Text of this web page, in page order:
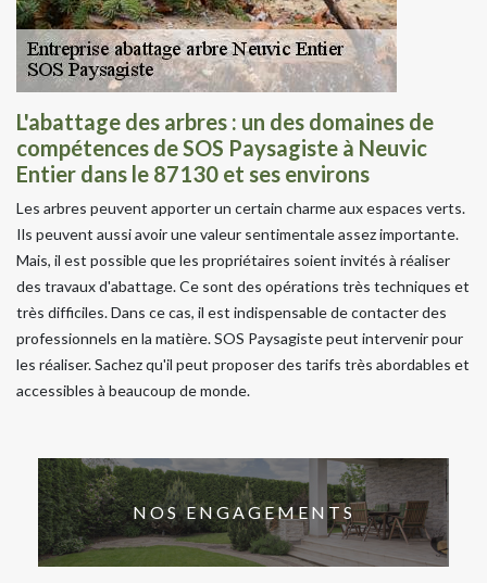
L'abattage des arbres : un des domaines de
compétences de SOS Paysagiste à Neuvic
Entier dans le 87130 et ses environs
Les arbres peuvent apporter un certain charme aux espaces verts.
Ils peuvent aussi avoir une valeur sentimentale assez importante.
Mais, il est possible que les propriétaires soient invités à réaliser
des travaux d'abattage. Ce sont des opérations très techniques et
très difficiles. Dans ce cas, il est indispensable de contacter des
professionnels en la matière. SOS Paysagiste peut intervenir pour
les réaliser. Sachez qu'il peut proposer des tarifs très abordables et
accessibles à beaucoup de monde.
NOS ENGAGEMENTS